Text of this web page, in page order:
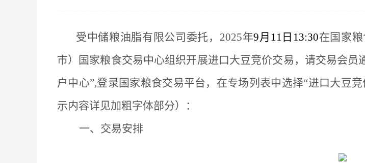
受中储粮油脂有限公司委托， 2025年9月11日13:30在国家
市）国家粮食交易中心组织开展进口大豆竞价交易，请交易会员
户中心”,登录国家粮食交易平台，在专场列表中选择“进口大豆
示内容详见加粗字体部分）
：
一、 交易安排